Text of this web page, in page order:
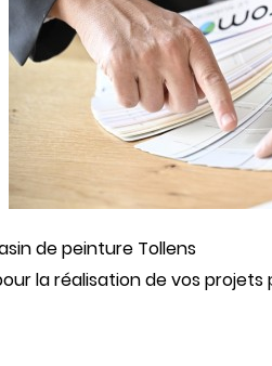
de peinture Tollens
la réalisation de vos